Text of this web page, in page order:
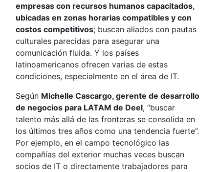
empresas con recursos humanos capacitados,
ubicadas en zonas horarias compatibles y con
costos competitivos; buscan aliados con pautas
culturales parecidas para asegurar una
comunicación fluida. Y los países
latinoamericanos ofrecen varias de estas
condiciones, especialmente en el área de IT.
Según Michelle Cascargo, gerente de desarrollo
de negocios para LATAM de Deel, “buscar
talento más allá de las fronteras se consolida en
los últimos tres años como una tendencia fuerte”.
Por ejemplo, en el campo tecnológico las
compañías del exterior muchas veces buscan
socios de IT o directamente trabajadores para